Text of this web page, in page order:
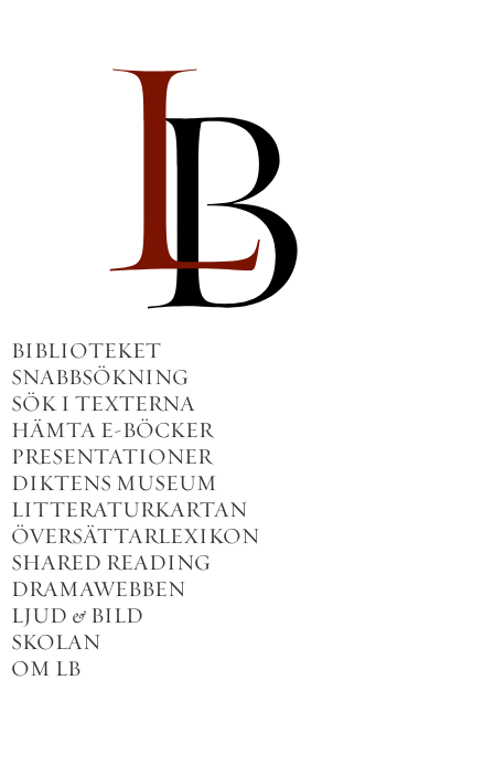
BIBLIOTEKET
SNABBSÖKNING
SÖK I TEXTERNA
HÄMTA E-BÖCKER
PRESENTATIONER
DIKTENS MUSEUM
LITTERATURKARTAN
ÖVERSÄTTARLEXIKON
SHARED READING
DRAMAWEBBEN
LJUD & BILD
SKOLAN
OM LB